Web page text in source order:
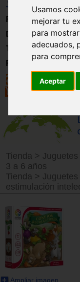
Usamos
mejorar tu
para
adecuados,
para
Aceptar
Juguetes
Formación
Directorio
Trabajo
Registro
Tienda >
3 a 6 años
Tienda >
estimulación
Ampliar imagen